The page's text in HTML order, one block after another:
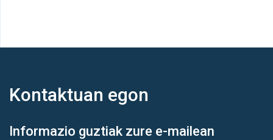
Kontaktuan egon
Informazio guztiak zure e-mailean